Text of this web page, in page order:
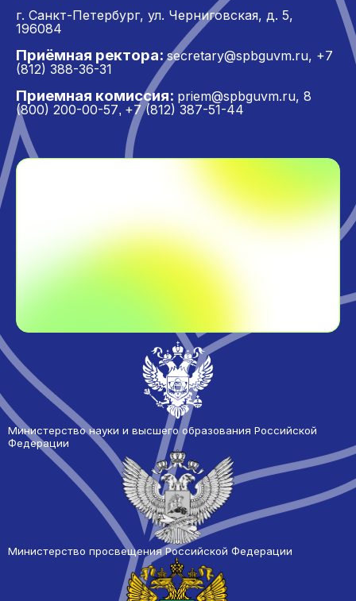
г. Санкт-Петербург, ул. Черниговская, д. 5,
196084
Приёмная ректора: secretary@spbguvm.ru, +7
(812) 388-36-31
Приемная комиссия: priem@spbguvm.ru, 8
(800) 200-00-57, +7 (812) 387-51-44
Министерство науки и высшего образования Российской
Федерации
Министерство просвещения Российской Федерации